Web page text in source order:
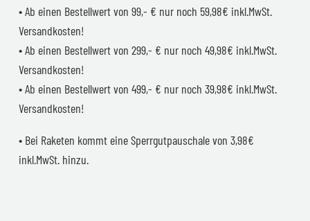
• Ab einen Bestellwert von 99,- € nur noch 59,98€ inkl.MwSt.
Versandkosten!
• Ab einen Bestellwert von 299,- € nur noch 49,98€ inkl.MwSt.
Versandkosten!
• Ab einen Bestellwert von 499,- € nur noch 39,98€ inkl.MwSt.
Versandkosten!
• Bei Raketen kommt eine Sperrgutpauschale von 3,98€
inkl.MwSt. hinzu.